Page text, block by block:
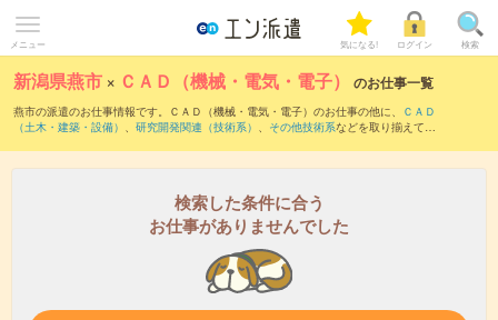
メニュー 気になる! ログイン 検索
新潟県燕市 × ＣＡＤ（機械・電気・電子） のお仕事一覧
燕市の派遣のお仕事情報です。ＣＡＤ（機械・電気・電子）のお仕事の他に、
ＣＡＤ
（土木・建築・設備） 、 研究開発関連（技術系） 、 その他技術系などを取り揃えてい
検索した条件に合う
お仕事がありませんでした